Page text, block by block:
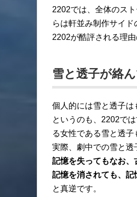
2202では、全体のス
らは軒並み制作サイド
2202が酷評される理
雪と透子が絡
個人的には雪と透子は
というのも、2202で
る女性である雪と透子
実際、劇中での雪と透
記憶を失ってもなお
記憶を消されても、記
と真逆です。